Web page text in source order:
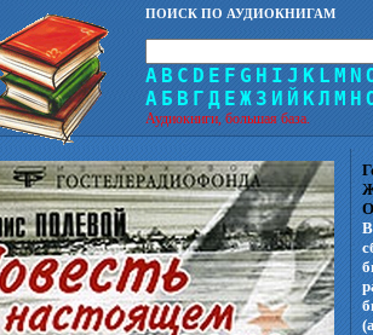
ПОИСК ПО АУДИОКНИГАМ
A B C D E F G H I J K L M N
А Б В Г Д Е Ж З И Й КЛ М Н
Аудиокниги, большая база.